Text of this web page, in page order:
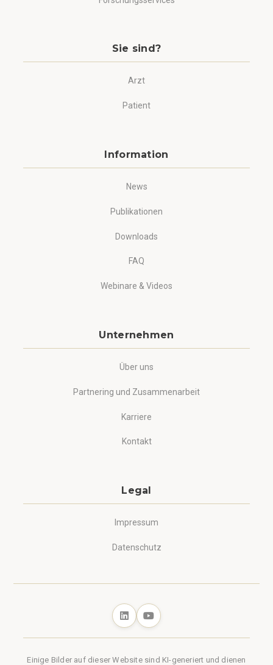
Sie sind?
Arzt
Patient
Information
News
Publikationen
Downloads
FAQ
Webinare & Videos
Unternehmen
Über uns
Partnering und Zusammenarbeit
Karriere
Kontakt
Legal
Impressum
Datenschutz
Einige Bilder auf dieser Website sind KI-generiert und dienen